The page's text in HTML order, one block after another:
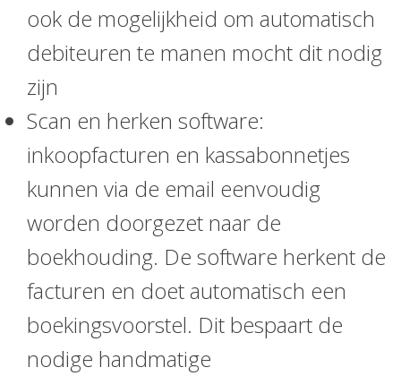
ook de mogelijkheid om automatisch
debiteuren te manen mocht dit nodig
zijn
Scan en herken software:
inkoopfacturen en kassabonnetjes
kunnen via de email eenvoudig
worden doorgezet naar de
boekhouding. De software herkent de
facturen en doet automatisch een
boekingsvoorstel. Dit bespaart de
nodige handmatige